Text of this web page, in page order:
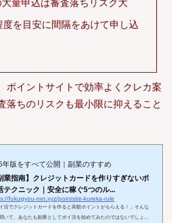
量申込は審査落ちリスク大
度を目安に間隔をあけて申し込
ポイントサイトで効率よくクレカ案
落ちのリスクも最小限に抑えること
版をすべて公開｜副業のすすめ
業指南】クレジットカードを作りすぎないポ
テクニック｜安全に稼ぐ5つのル...
fukugyou-net.xyz/pointsite-kureka-rule
イ活でクレジットカードを作ると高額ポイントがもらえる！」そんな
いて、あなたも副業としてポイ活を始めてみたのではないでしょう